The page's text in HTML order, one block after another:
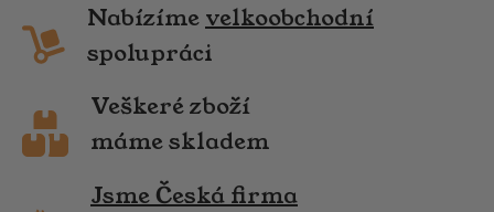
Nabízíme velkoobchodní
spolupráci
Veškeré zboží
máme skladem
Jsme Česká firma